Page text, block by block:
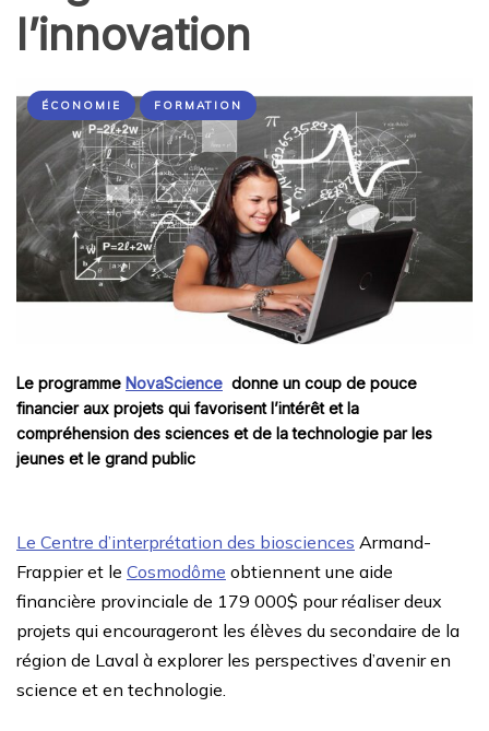
l’innovation
ÉCONOMIE FORMATION
Le programme NovaScience donne un coup de pouce
financier aux projets qui favorisent l’intérêt et la
compréhension des sciences et de la technologie par les
jeunes et le grand public
Le Centre d’interprétation des biosciences Armand-
Frappier et le Cosmodôme obtiennent une aide
financière provinciale de 179 000$ pour réaliser deux
projets qui encourageront les élèves du secondaire de la
région de Laval à explorer les perspectives d’avenir en
science et en technologie.